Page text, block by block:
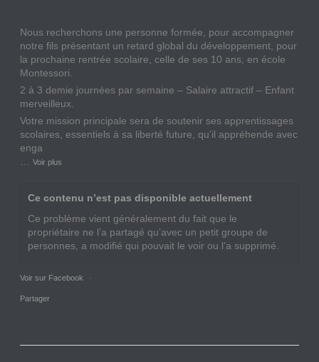
Nous recherchons une personne formée, pour accompagner
notre fils présentant un retard global du développement, pour
la prochaine rentrée scolaire, celle de ses 10 ans, en école
Montessori.
2 à 3 demie journées par semaine – Salaire attractif – Enfant
merveilleux.
Votre mission principale sera de soutenir ses apprentissages
scolaires, essentiels à sa liberté future, qu’il appréhende avec
enga
…Voir plus
Ce contenu n’est pas disponible actuellement
Ce problème vient généralement du fait que le
propriétaire ne l’a partagé qu’avec un petit groupe de
personnes, a modifié qui pouvait le voir ou l’a supprimé.
Voir sur Facebook ·
Partager